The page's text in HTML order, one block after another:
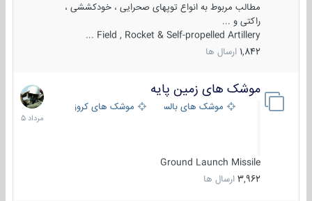
مطالب مربوط به انواع توپهای صحرایی ، خودکششی ،
راکتی و ...
Field , Rocket & Self-propelled Artillery ...
1,842 ارسال ها
موشک های زمین پایه
موشک های بالستیک موشک های کروز
Ground Launch Missile
3,962 ارسال ها
2
مرداد
1405